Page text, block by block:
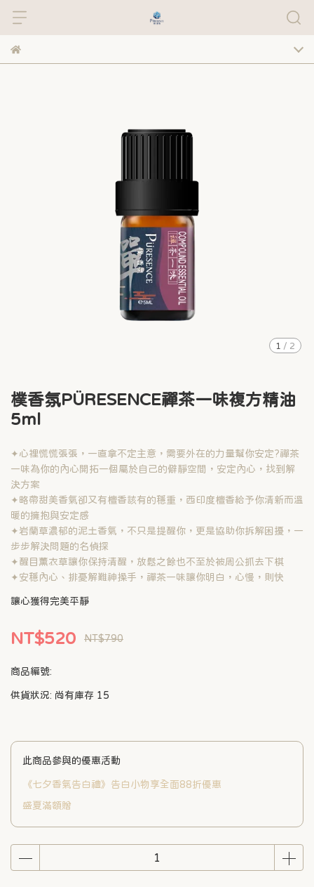
1 / 2
樸香氛PÜRESENCE禪茶一味複方精油
5ml
✦心裡慌慌張張，一直拿不定主意，需要外在的力量幫你安定?禪茶
一味為你的內心開拓一個屬於自己的僻靜空間，安定內心，找到解
決方案
✦略帶甜美香氣卻又有檀香該有的穩重，西印度檀香給予你清新而溫
暖的擁抱與安定感
✦岩蘭草濃郁的泥土香氣，不只是提醒你，更是協助你拆解困擾，一
步步解決問題的名偵探
✦醒目薰衣草讓你保持清醒，放鬆之餘也不至於被周公抓去下棋
✦安穩內心、排憂解難神操手，禪茶一味讓你明白，心慢，則快
讓心獲得完美平靜
NT$520 NT$790
商品編號:
供貨狀況: 尚有庫存 15
此商品參與的優惠活動
《七夕香氣告白禮》告白小物享全面88折優惠
盛夏滿額贈